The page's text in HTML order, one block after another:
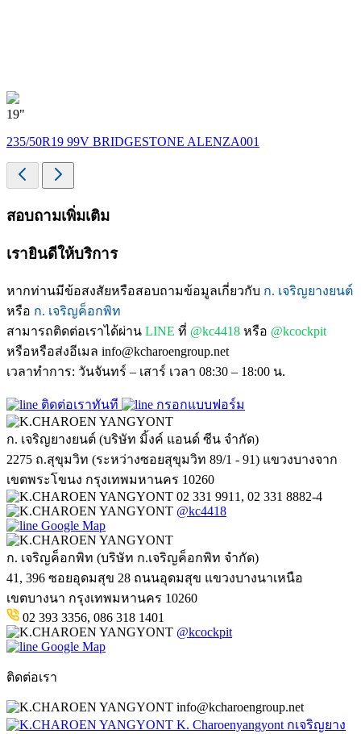
19"
235/50R19 99V BRIDGESTONE ALENZA001
สอบถามเพิ่มเติม
เรายินดีให้บริการ
หากท่านมีข้อสงสัยหรือสอบถามข้อมูลเกี่ยวกับ ก. เจริญยางยนต์
หรือ ก. เจริญค็อกพิท
สามารถติดต่อเราได้ผ่าน LINE ที่ @kc4418 หรือ @kcockpit
หรือหรือส่งอีเมล info@kcharoengroup.net
เวลาทำการ: วันจันทร์ – เสาร์ เวลา 08:30 – 18:00 น.
ติดต่อเราทันที กรอกแบบฟอร์ม
ก. เจริญยางยนต์ (บริษัท มิ้งค์ แอนด์ ซีน จำกัด)
2275 ถ.สุขุมวิท (ระหว่างซอยสุขุมวิท 89/1 - 91) แขวงบางจาก
เขตพระโขนง กรุงเทพมหานคร 10260
02 331 9911, 02 331 8882-4
@kc4418
Google Map
ก. เจริญค็อกพิท (บริษัท ก.เจริญค็อกพิท จำกัด)
41, 396 ซอยอุดมสุข 28 ถนนอุดมสุข แขวงบางนาเหนือ
เขตบางนา กรุงเทพมหานคร 10260
02 393 3356, 086 318 1401
@kcockpit
Google Map
ติดต่อเรา
info@kcharoengroup.net
K. Charoenyangyont กเจริญยาง